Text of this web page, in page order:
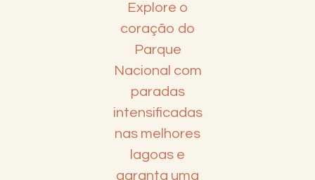
Explore o
coração do
Parque
Nacional com
paradas
intensificadas
nas melhores
lagoas e
garanta uma